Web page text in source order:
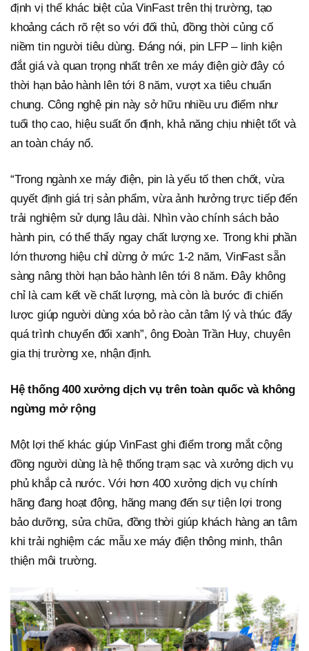
định vị thế khác biệt của VinFast trên thị trường, tạo
khoảng cách rõ rệt so với đối thủ, đồng thời củng cố
niềm tin người tiêu dùng. Đáng nói, pin LFP – linh kiện
đắt giá và quan trọng nhất trên xe máy điện giờ đây có
thời hạn bảo hành lên tới 8 năm, vượt xa tiêu chuẩn
chung. Công nghệ pin này sở hữu nhiều ưu điểm như
tuổi thọ cao, hiệu suất ổn định, khả năng chịu nhiệt tốt và
an toàn cháy nổ.
“Trong ngành xe máy điện, pin là yếu tố then chốt, vừa
quyết định giá trị sản phẩm, vừa ảnh hưởng trực tiếp đến
trải nghiệm sử dụng lâu dài. Nhìn vào chính sách bảo
hành pin, có thể thấy ngay chất lượng xe. Trong khi phần
lớn thương hiệu chỉ dừng ở mức 1-2 năm, VinFast sẵn
sàng nâng thời hạn bảo hành lên tới 8 năm. Đây không
chỉ là cam kết về chất lượng, mà còn là bước đi chiến
lược giúp người dùng xóa bỏ rào cản tâm lý và thúc đẩy
quá trình chuyển đổi xanh”, ông Đoàn Trần Huy, chuyên
gia thị trường xe, nhận định.
Hệ thống 400 xưởng dịch vụ trên toàn quốc và không
ngừng mở rộng
Một lợi thế khác giúp VinFast ghi điểm trong mắt cộng
đồng người dùng là hệ thống trạm sạc và xưởng dịch vụ
phủ khắp cả nước. Với hơn 400 xưởng dịch vụ chính
hãng đang hoạt động, hãng mang đến sự tiện lợi trong
bảo dưỡng, sửa chữa, đồng thời giúp khách hàng an tâm
khi trải nghiệm các mẫu xe máy điện thông minh, thân
thiện môi trường.